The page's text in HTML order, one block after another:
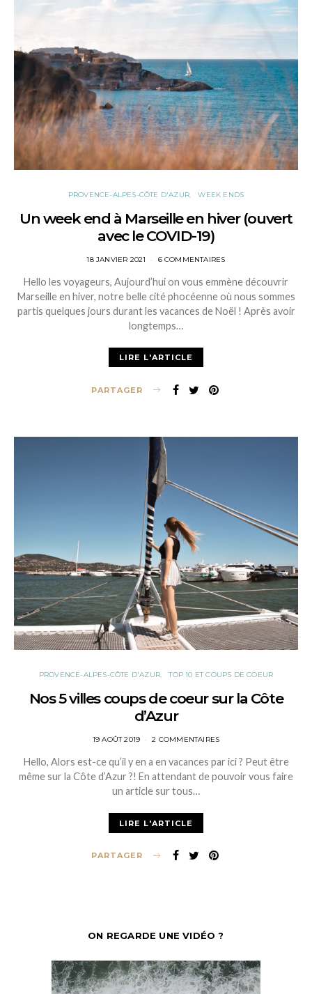
PROVENCE-ALPES-CÔTE D'AZUR WEEK ENDS
Un week end à Marseille en hiver (ouvert
avec le COVID-19)
POSTED
18 JANVIER 2021 6 COMMENTAIRES
Hello les voyageurs, Aujourd’hui on vous emmène découvrir
Marseille en hiver, notre belle cité phocéenne où nous sommes
partis quelques jours durant les vacances de Noël ! Après avoir
longtemps…
LIRE L'ARTICLE
PARTAGER
PROVENCE-ALPES-CÔTE D'AZUR TOP 10 ET COUPS DE COEUR
Nos 5 villes coups de coeur sur la Côte
d’Azur
POSTED
19 AOÛT 2019 2 COMMENTAIRES
Hello, Alors est-ce qu’il y en a en vacances par ici ? Peut être
même sur la Côte d’Azur ?! En attendant de pouvoir vous faire
un article sur tous…
LIRE L'ARTICLE
PARTAGER
ON REGARDE UNE VIDÉO ?